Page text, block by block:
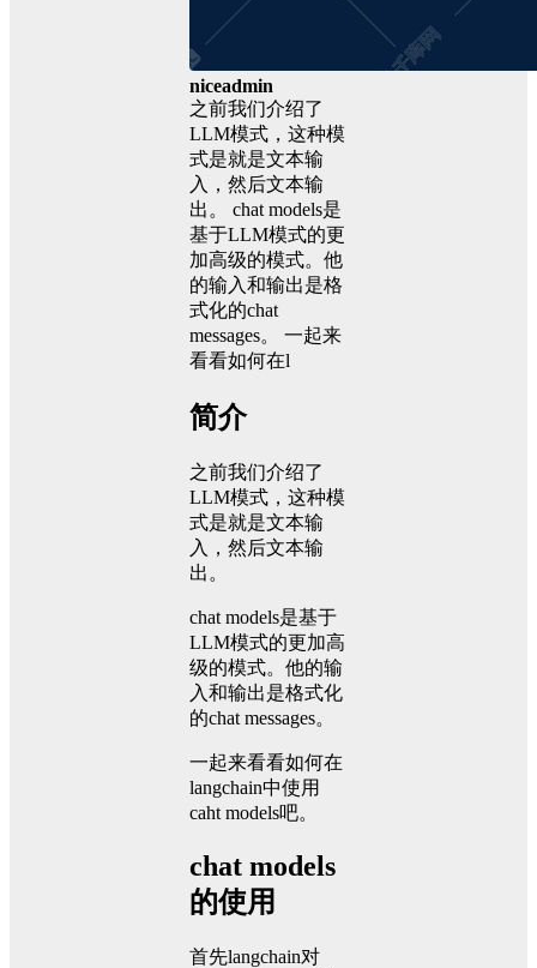
niceadmin
之前我们介绍了
LLM模式，这种模
式是就是文本输
入，然后文本输
出。 chat models是
基于LLM模式的更
加高级的模式。他
的输入和输出是格
式化的chat
messages。 一起来
看看如何在l
简介
之前我们介绍了
LLM模式，这种模
式是就是文本输
入，然后文本输
出。
chat models是基于
LLM模式的更加高
级的模式。他的输
入和输出是格式化
的chat messages。
一起来看看如何在
langchain中使用
caht models吧。
chat models
的使用
首先langchain对